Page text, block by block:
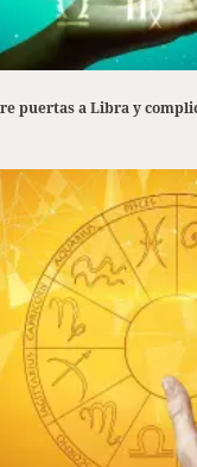
puertas a Libra y